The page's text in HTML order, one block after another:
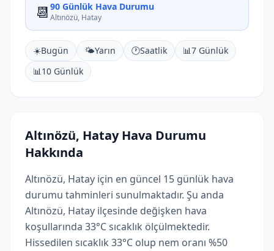
📆 90 Günlük Hava Durumu
Altınözü, Hatay
☀️Bugün 🌤️Yarın 🕐Saatlik 📊7 Günlük
📊10 Günlük
Altınözü, Hatay Hava Durumu
Hakkında
Altınözü, Hatay için en güncel 15 günlük hava
durumu tahminleri sunulmaktadır. Şu anda
Altınözü, Hatay ilçesinde değişken hava
koşullarında 33°C sıcaklık ölçülmektedir.
Hissedilen sıcaklık 33°C olup nem oranı %50